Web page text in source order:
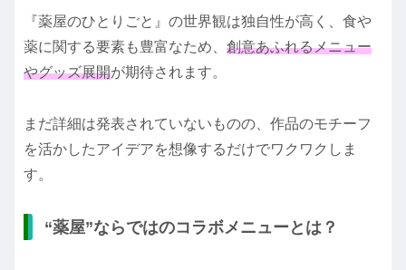
『薬屋のひとりごと』の世界観は独自性が高く、食や
薬に関する要素も豊富なため、 創意あふれるメニュー
やグッズ展開が期待されます。
まだ詳細は発表されていないものの、作品のモチーフ
を活かしたアイデアを想像するだけでワクワクしま
す。
“薬屋”ならではのコラボメニューとは？